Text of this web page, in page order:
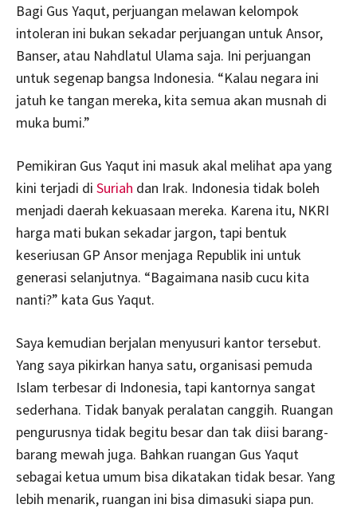
Bagi Gus Yaqut, perjuangan melawan kelompok
intoleran ini bukan sekadar perjuangan untuk Ansor,
Banser, atau Nahdlatul Ulama saja. Ini perjuangan
untuk segenap bangsa Indonesia. “Kalau negara ini
jatuh ke tangan mereka, kita semua akan musnah di
muka bumi.”
Pemikiran Gus Yaqut ini masuk akal melihat apa yang
kini terjadi di Suriah dan Irak. Indonesia tidak boleh
menjadi daerah kekuasaan mereka. Karena itu, NKRI
harga mati bukan sekadar jargon, tapi bentuk
keseriusan GP Ansor menjaga Republik ini untuk
generasi selanjutnya. “Bagaimana nasib cucu kita
nanti?” kata Gus Yaqut.
Saya kemudian berjalan menyusuri kantor tersebut.
Yang saya pikirkan hanya satu, organisasi pemuda
Islam terbesar di Indonesia, tapi kantornya sangat
sederhana. Tidak banyak peralatan canggih. Ruangan
pengurusnya tidak begitu besar dan tak diisi barang-
barang mewah juga. Bahkan ruangan Gus Yaqut
sebagai ketua umum bisa dikatakan tidak besar. Yang
lebih menarik, ruangan ini bisa dimasuki siapa pun.